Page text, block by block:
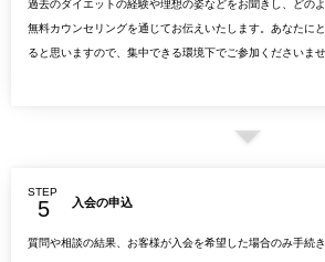
過去のダイエットの経験や理想の姿などをお聞きし、どの
無料カウンセリングを通じてお伝えいたします。あなたに
ると思いますので、集中できる環境下でご参加くださいませ
STEP
入会の申込
質問や相談の結果、お客様が入会を希望した場合のみ手続き